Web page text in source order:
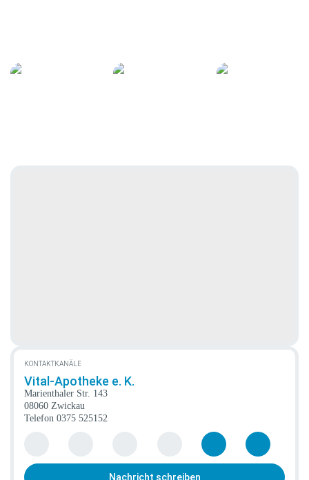
KONTAKTKANÄLE
Vital-Apotheke e. K.
Marienthaler Str. 143
08060 Zwickau
Telefon 0375 525152
Nachricht schreiben